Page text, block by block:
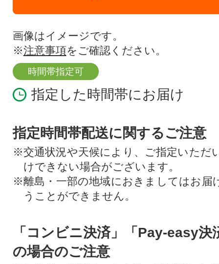
画像はイメージです。
※注意事項をご確認ください。
時間帯指定可
指定した時間帯にお届け
指定時間帯配送に関するご注意
※交通状況や天候により、ご指定いただ
けできない場合がございます。
※離島・一部の地域におきましてはお届
うことができません。
「コンビニ決済」「Pay-easy決
の場合のご注意